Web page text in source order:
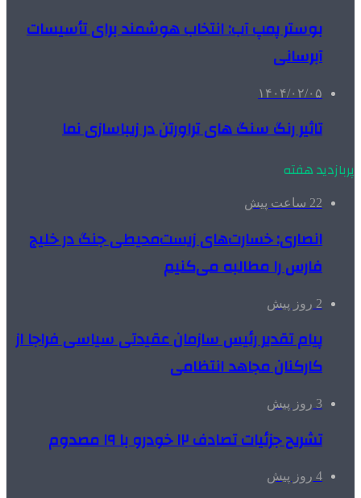
بوستر پمپ آب: انتخاب هوشمند برای تأسیسات
آبرسانی
۱۴۰۴/۰۲/۰۵
تاثیر رنگ سنگ های تراورتن در زیباسازی نما
پربازدید هفته
22 ساعت پیش
انصاری: خسارت‌های زیست‌محیطی جنگ در خلیج
فارس را مطالبه‌ می‌کنیم
2 روز پیش
پیام تقدیر رئیس سازمان عقیدتی سیاسی فراجا از
کارکنان مجاهد انتظامی
3 روز پیش
تشریح جزئیات تصادف ۱۲ خودرو با ۱۹ مصدوم
4 روز پیش